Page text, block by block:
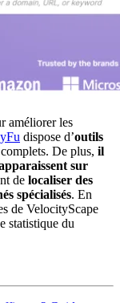
améliorer les
dispose d’outils
De plus, il
sur
de localiser des
spécialisés. En
de VelocityScape
statistique du